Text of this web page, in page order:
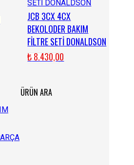
JCB 3CX 4CX
BEKOLODER BAKIM
FİLTRE SETİ DONALDSON
₺8.430,00
ÜRÜN ARA